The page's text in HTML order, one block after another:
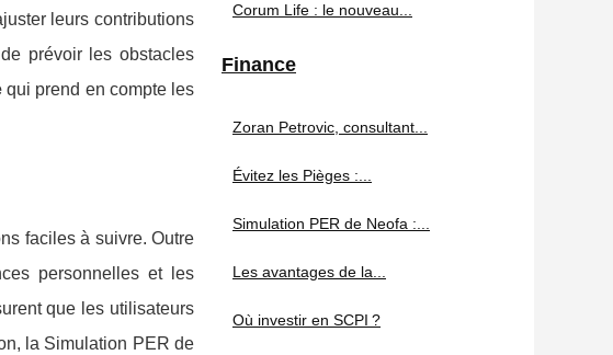
leurs contributions
prévoir les obstacles
qui prend en compte les
faciles à suivre. Outre
personnelles et les
que les utilisateurs
la Simulation PER de
Corum Life : le nouveau...
Finance
Zoran Petrovic, consultant...
Évitez les Pièges :...
Simulation PER de Neofa :...
Les avantages de la...
Où investir en SCPI ?